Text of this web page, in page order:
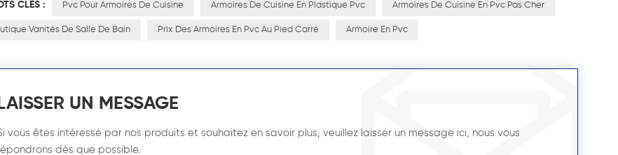
CLÉS : Pvc Pour Armoires De Cuisine Armoires De Cuisine En Plastique Pvc Armoires De Cuisine En Pvc Pas Cher
Vanités De Salle De Bain Prix Des Armoires En Pvc Au Pied Carré Armoire En Pvc
LAISSER UN MESSAGE
vous êtes intéressé par nos produits et souhaitez en savoir plus, veuillez laisser un message ici, nous vous
dès que possible.